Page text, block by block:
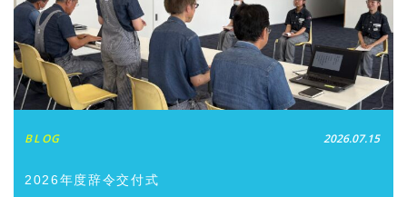
BLOG 2026.07.15
2026年度辞令交付式